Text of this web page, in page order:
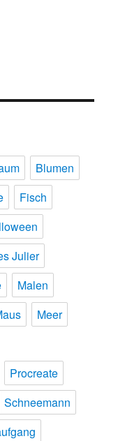
Blumen
Fisch
Julier
Malen
Meer
Procreate
Schneemann